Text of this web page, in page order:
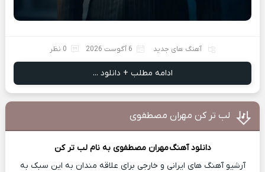
آهنگ های جدید 6 آگوست 2026 0 نظر
ادامه مطلب + دانلود ...
لب تر کن مهران مصطفوی
دانلود آهنگمهران مصطفوی به نام لب تر کن
آرشیو آهنگ های ایرانی و خارجی برای علاقه مندان به این سبک به